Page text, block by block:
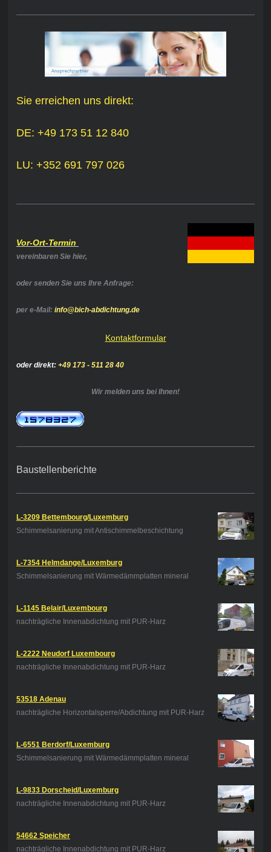
Sie erreichen uns direkt:
DE: +49 173 51 12 840
LU: +352 691 797 026
Vor-Ort-Termin
vereinbaren Sie hier,
oder senden Sie uns Ihre Anfrage:
per e-Mail: info@bich-abdichtung.de
Kontaktformular
oder direkt: +49 173 - 511 28 40
Wir melden uns bei Ihnen!
Baustellenberichte
L-3209 Bettembourg/Luxemburg
Schimmelsanierung mit Antischimmelbeschichtung
L-7354 Helmdange/Luxemburg
Schimmelsanierung mit Wärmedämmplatten mineral
L-1145 Belair/Luxembourg
nachträgliche Innenabdichtung mit PUR-Harz
L-2222 Neudorf Luxembourg
nachträgliche Innenabdichtung mit PUR-Harz
53518 Adenau
nachträgliche Horizontalsperre/Abdichtung mit PUR-Harz
L-6551 Berdorf/Luxemburg
Schimmelsanierung mit Wärmedämmplatten mineral
L-9833 Dorscheid/Luxemburg
nachträgliche Innenabdichtung mit PUR-Harz
54662 Speicher
nachträgliche Innenabdichtung mit PUR-Harz